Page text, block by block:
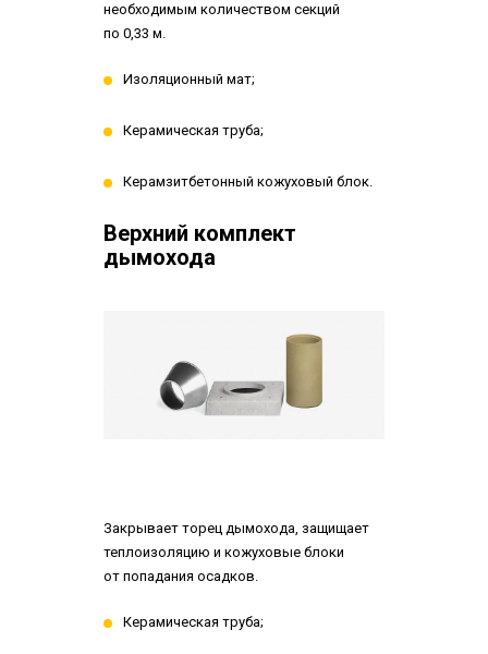
необходимым количеством секций
по 0,33 м.
Изоляционный мат;
Керамическая труба;
Керамзитбетонный кожуховый блок.
Верхний комплект
дымохода
Закрывает торец дымохода, защищает
теплоизоляцию и кожуховые блоки
от попадания осадков.
Керамическая труба;